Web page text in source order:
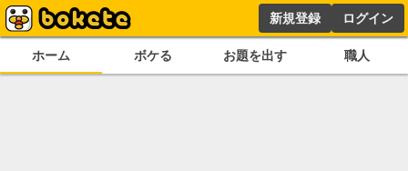
新規登録 ログイン
ホーム ボケる お題を出す 職人